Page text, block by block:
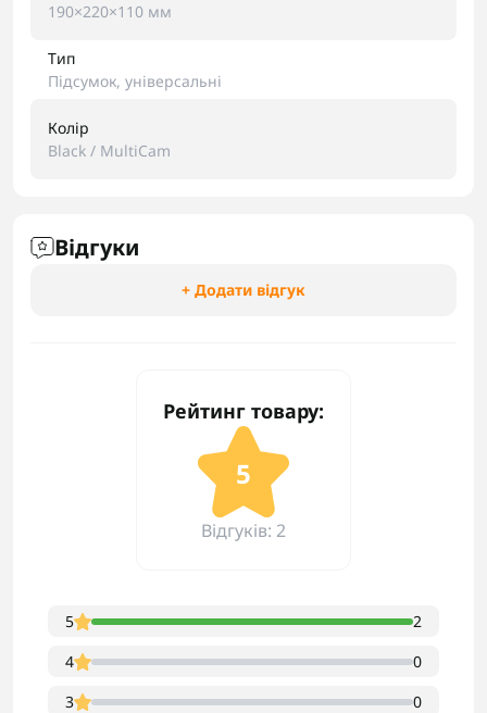
190×220×110 мм
Тип
Підсумок, універсальні
Колір
Black / MultiCam
Відгуки
+ Додати відгук
Рейтинг товару:
5
Відгуків: 2
5
2
4
0
3
0